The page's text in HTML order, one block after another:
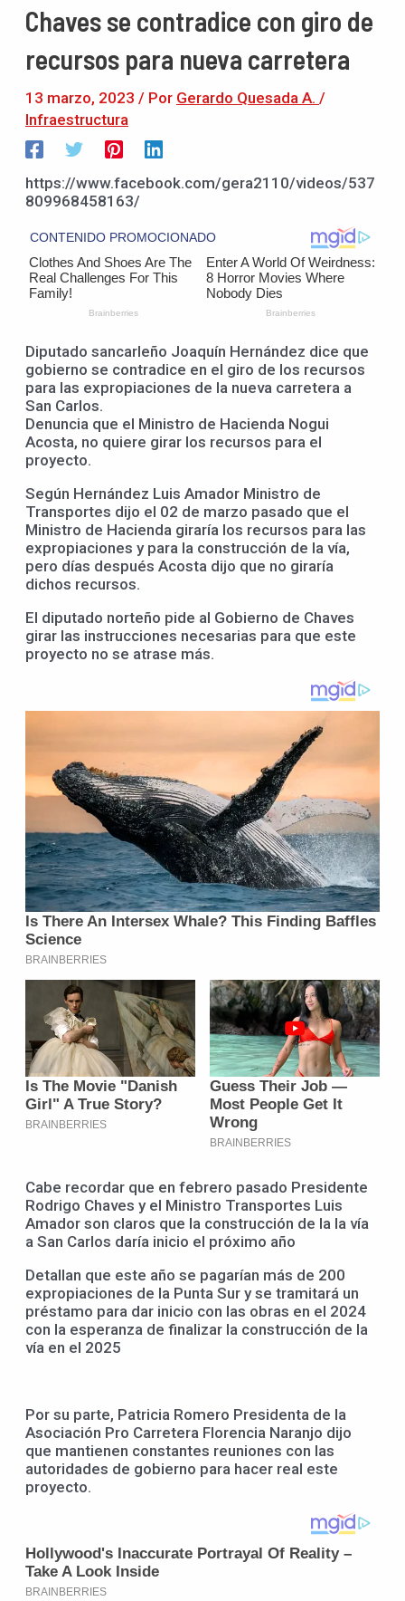
Chaves se contradice con giro de
recursos para nueva carretera
13 marzo, 2023 / Por Gerardo Quesada A. /
Infraestructura
https://www.facebook.com/gera2110/videos/537
809968458163/
Diputado sancarleño Joaquín Hernández dice que
gobierno se contradice en el giro de los recursos
para las expropiaciones de la nueva carretera a
San Carlos.
Denuncia que el Ministro de Hacienda Nogui
Acosta, no quiere girar los recursos para el
proyecto.
Según Hernández Luis Amador Ministro de
Transportes dijo el 02 de marzo pasado que el
Ministro de Hacienda giraría los recursos para las
expropiaciones y para la construcción de la vía,
pero días después Acosta dijo que no giraría
dichos recursos.
El diputado norteño pide al Gobierno de Chaves
girar las instrucciones necesarias para que este
proyecto no se atrase más.
Cabe recordar que en febrero pasado Presidente
Rodrigo Chaves y el Ministro Transportes Luis
Amador son claros que la construcción de la la vía
a San Carlos daría inicio el próximo año
Detallan que este año se pagarían más de 200
expropiaciones de la Punta Sur y se tramitará un
préstamo para dar inicio con las obras en el 2024
con la esperanza de finalizar la construcción de la
vía en el 2025
Por su parte, Patricia Romero Presidenta de la
Asociación Pro Carretera Florencia Naranjo dijo
que mantienen constantes reuniones con las
autoridades de gobierno para hacer real este
proyecto.